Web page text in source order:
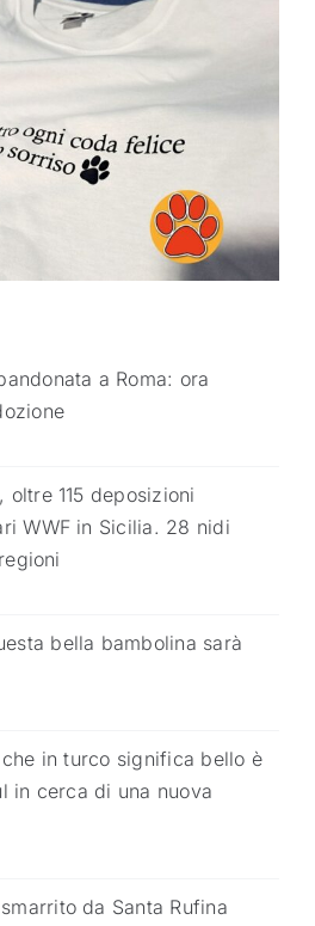
a Roma: ora
oltre 115 deposizioni
WWF in Sicilia. 28 nidi
bella bambolina sarà
in turco significa bello è
in cerca di una nuova
da Santa Rufina